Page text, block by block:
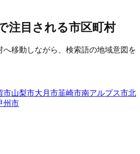
注目される市区町村
へ移動しながら、検索語の地域意図を
市山梨市大月市韮崎市南アルプス市北
州市